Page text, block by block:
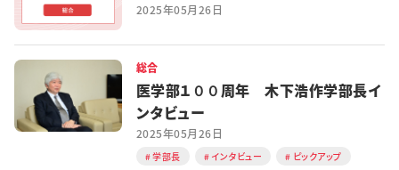
2025年05月26日
総合
医学部１００周年 木下浩作学部長イ
ンタビュー
2025年05月26日
学部長 インタビュー
ピックアップ